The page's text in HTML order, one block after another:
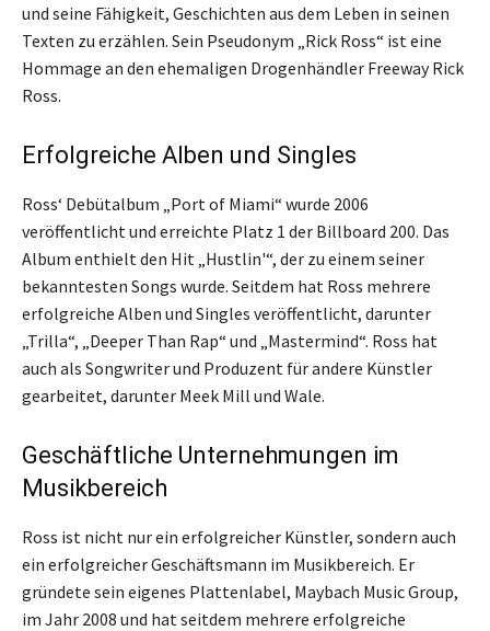
und seine Fähigkeit, Geschichten aus dem Leben in seinen
Texten zu erzählen. Sein Pseudonym „Rick Ross“ ist eine
Hommage an den ehemaligen Drogenhändler Freeway Rick
Ross.
Erfolgreiche Alben und Singles
Ross‘ Debütalbum „Port of Miami“ wurde 2006
veröffentlicht und erreichte Platz 1 der Billboard 200. Das
Album enthielt den Hit „Hustlin'“, der zu einem seiner
bekanntesten Songs wurde. Seitdem hat Ross mehrere
erfolgreiche Alben und Singles veröffentlicht, darunter
„Trilla“, „Deeper Than Rap“ und „Mastermind“. Ross hat
auch als Songwriter und Produzent für andere Künstler
gearbeitet, darunter Meek Mill und Wale.
Geschäftliche Unternehmungen im
Musikbereich
Ross ist nicht nur ein erfolgreicher Künstler, sondern auch
ein erfolgreicher Geschäftsmann im Musikbereich. Er
gründete sein eigenes Plattenlabel, Maybach Music Group,
im Jahr 2008 und hat seitdem mehrere erfolgreiche